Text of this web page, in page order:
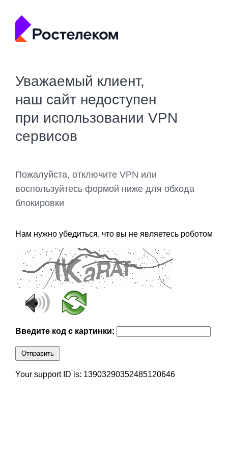
Уважаемый клиент,
наш сайт недоступен
при использовании VPN
сервисов
Пожалуйста, отключите VPN или
воспользуйтесь формой ниже для обхода
блокировки
Нам нужно убедиться, что вы не являетесь роботом
Введите код с картинки:
Отправить
Your support ID is: 13903290352485120646